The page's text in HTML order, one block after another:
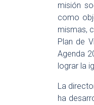
misión
como
mismas,
Plan de
Agenda
lograr la
La
ha